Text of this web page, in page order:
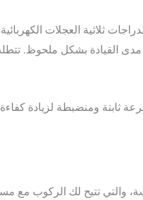
(حوالي 10-15 ميلاً في الساعة) تزيد من مدى
ثابتة ومنضبطة لزيادة كفاءة
والتي تتيح لك الركوب مع